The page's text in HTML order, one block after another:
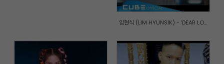
임현식 (LIM HYUNSIK) - 'DEAR LO...